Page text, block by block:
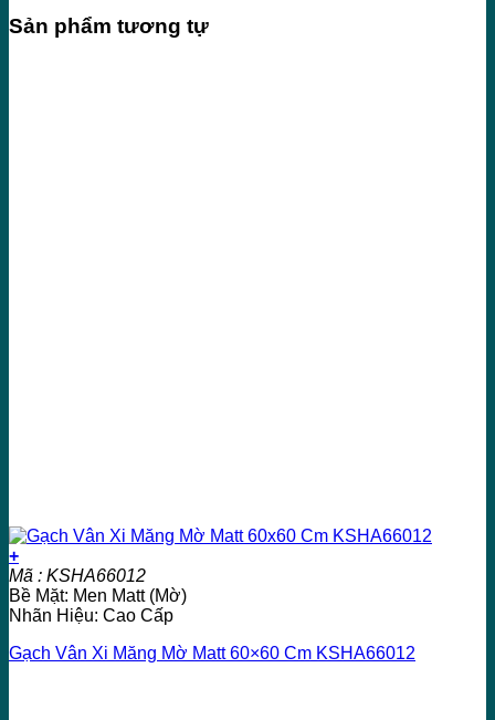
Sản phẩm tương tự
+
Mã : KSHA66012
Bề Mặt: Men Matt (Mờ)
Nhãn Hiệu: Cao Cấp
Gạch Vân Xi Măng Mờ Matt 60×60 Cm KSHA66012